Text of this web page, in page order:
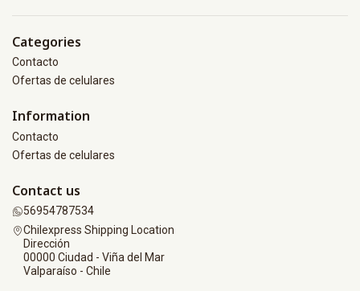
Categories
Contacto
Ofertas de celulares
Information
Contacto
Ofertas de celulares
Contact us
56954787534
Chilexpress Shipping Location
Dirección
00000 Ciudad - Viña del Mar
Valparaíso - Chile